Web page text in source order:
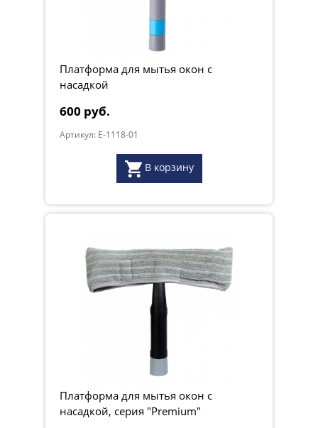
Платформа для мытья окон с
насадкой
600 руб.
Артикул: E-1118-01
В корзину
Платформа для мытья окон с
насадкой, серия "Premium"